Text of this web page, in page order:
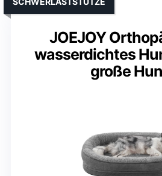
JOEJOY
wasserdichtes
große